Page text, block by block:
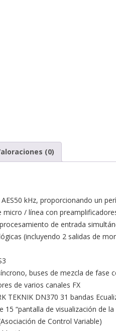
(0)
kHz, proporcionando un
micro / línea con
de entrada
(incluyendo 2 salidas de
buses de mezcla de fase
de varios canales FX
TEKNIK DN370 31 bandas
15 “pantalla de visualización de
de Control Variable)